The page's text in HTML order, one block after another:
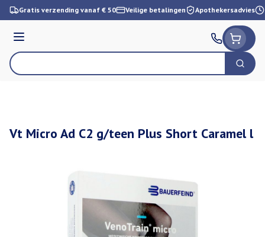
Ga naar de inhoud
Gratis verzending vanaf € 50 Veilige betalingen Apothekersadvies
Menu
Product, merk, categorie... Zoek
Vt Micro Ad C2 g/teen Plus Short Caramel l